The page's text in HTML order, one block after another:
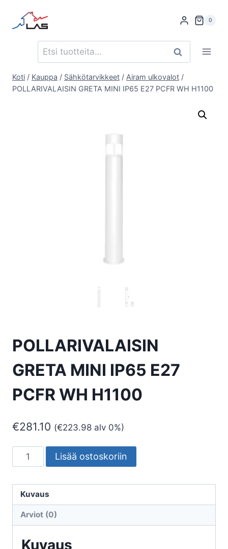
sisältöön
0
Etsi: Haku
Koti / Kauppa / Sähkötarvikkeet / Airam ulkovalot /
POLLARIVALAISIN GRETA MINI IP65 E27 PCFR WH H1100
POLLARIVALAISIN
GRETA MINI IP65 E27
PCFR WH H1100
€281.10 (€223.98 alv 0%)
POLLARIVALAISIN
GRETA
IP65
E27
Lisää ostoskoriin
Kuvaus
Arviot (0)
Kuvaus